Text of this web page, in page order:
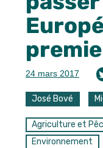
24 mars 2017
José Bové
Agriculture et
Environnement